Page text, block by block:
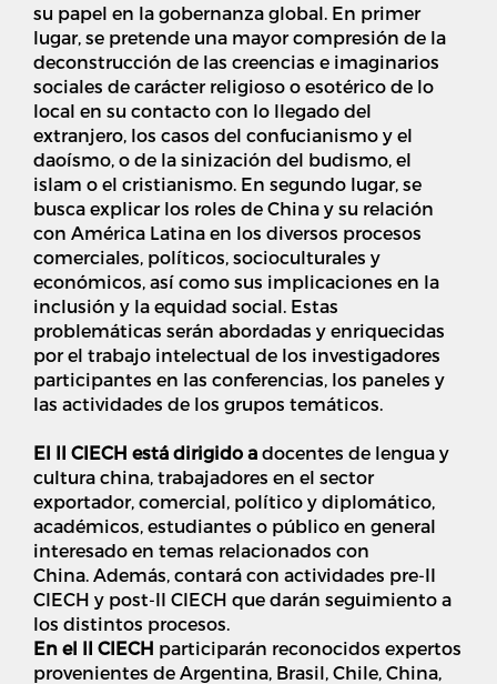
su papel en la gobernanza global. En primer
lugar, se pretende una mayor compresión de la
deconstrucción de las creencias e imaginarios
sociales de carácter religioso o esotérico de lo
local en su contacto con lo llegado del
extranjero, los casos del confucianismo y el
daoísmo, o de la sinización del budismo, el
islam o el cristianismo. En segundo lugar, se
busca explicar los roles de China y su relación
con América Latina en los diversos procesos
comerciales, políticos, socioculturales y
económicos, así como sus implicaciones en la
inclusión y la equidad social. Estas
problemáticas serán abordadas y enriquecidas
por el trabajo intelectual de los investigadores
participantes en las conferencias, los paneles y
las actividades de los grupos temáticos.
El II CIECH está dirigido a docentes de lengua y
cultura china, trabajadores en el sector
exportador, comercial, político y diplomático,
académicos, estudiantes o público en general
interesado en temas relacionados con
China. Además, contará con actividades pre-II
CIECH y post-II CIECH que darán seguimiento a
los distintos procesos.
En el II CIECH participarán reconocidos expertos
provenientes de Argentina, Brasil, Chile, China,